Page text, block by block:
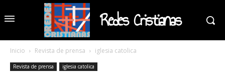
Redes Cristianas
Inicio Revista de prensa iglesia catolica
Revista de prensa iglesia catolica